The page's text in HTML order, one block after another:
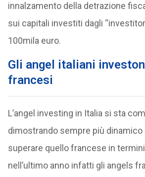
innalzamento della detrazione
sui capitali investiti dagli
100mila euro.
Gli angel italiani
francesi
L’angel investing in Italia si sta
dimostrando sempre più dinamico
superare quello francese in
nell’ultimo anno infatti gli angels